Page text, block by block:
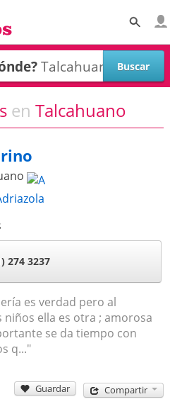
en Talcahuano
274 3237
es verdad pero al
ella es otra ; amorosa
se da tiempo con
q..."
Guardar Compartir